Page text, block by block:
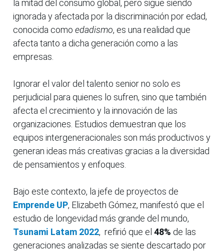
la mitad del consumo global, pero sigue siendo
ignorada y afectada por la discriminación por edad,
conocida como edadismo, es una realidad que
afecta tanto a dicha generación como a las
empresas.
Ignorar el valor del talento senior no solo es
perjudicial para quienes lo sufren, sino que también
afecta el crecimiento y la innovación de las
organizaciones. Estudios demuestran que los
equipos intergeneracionales son más productivos y
generan ideas más creativas gracias a la diversidad
de pensamientos y enfoques.
Bajo este contexto, la jefe de proyectos de
Emprende UP, Elizabeth Gómez, manifestó que el
estudio de longevidad más grande del mundo,
Tsunami Latam 2022, refirió que el 48% de las
generaciones analizadas se siente descartado por